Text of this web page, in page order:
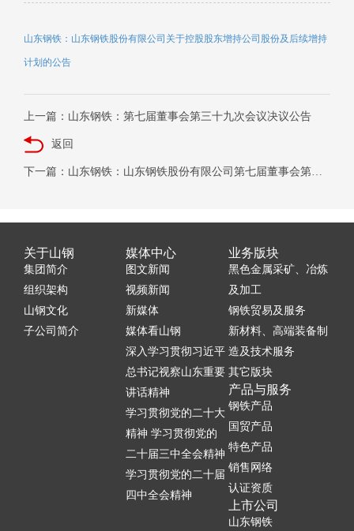
山东钢铁：山东钢铁股份有限公司关于控股股东增持公司股份及后续增持
计划的公告
上一篇：山东钢铁：第七届董事会第三十九次会议决议公告
返回
下一篇：山东钢铁：山东钢铁股份有限公司第七届董事会第三十八次会议决议公告
关于山钢
集团简介
组织架构
山钢文化
子公司简介
媒体中心
图文新闻
视频新闻
新媒体
媒体看山钢
深入学习贯彻习近平
总书记视察山东重要
讲话精神
学习贯彻党的二十大
精神 学习贯彻党的
二十届三中全会精神
学习贯彻党的二十届
四中全会精神
业务版块
黑色金属采矿、冶炼
及加工
钢铁贸易及服务
新材料、高端装备制
造及技术服务
其它版块
产品与服务
钢铁产品
国贸产品
特色产品
销售网络
认证资质
上市公司
山东钢铁